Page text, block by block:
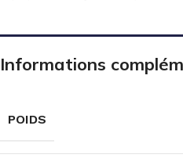
Informations
POIDS